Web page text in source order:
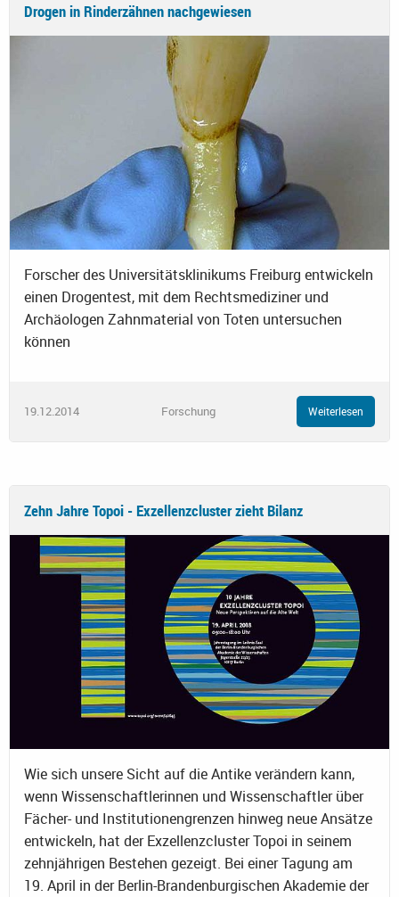
Drogen in Rinderzähnen nachgewiesen
Forscher des Universitätsklinikums Freiburg entwickeln
einen Drogentest, mit dem Rechtsmediziner und
Archäologen Zahnmaterial von Toten untersuchen
können
19.12.2014 Forschung Weiterlesen
Zehn Jahre Topoi - Exzellenzcluster zieht Bilanz
Wie sich unsere Sicht auf die Antike verändern kann,
wenn Wissenschaftlerinnen und Wissenschaftler über
Fächer- und Institutionengrenzen hinweg neue Ansätze
entwickeln, hat der Exzellenzcluster Topoi in seinem
zehnjährigen Bestehen gezeigt. Bei einer Tagung am
19. April in der Berlin-Brandenburgischen Akademie der